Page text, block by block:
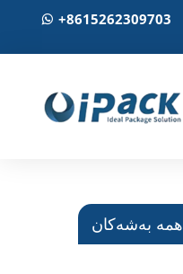
+8615262309703
همە بەشەکان